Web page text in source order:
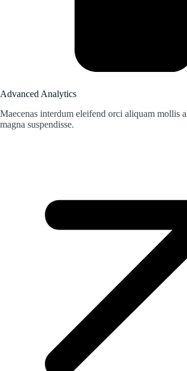
Advanced Analytics
Maecenas interdum eleifend orci aliquam mollis
magna suspendisse.